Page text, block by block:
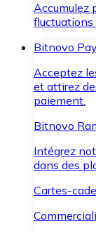
Accumulez
fluctuations
Bitnovo
Acceptez
et attirez
paiement.
Bitnovo
Intégrez
dans des
Cartes-